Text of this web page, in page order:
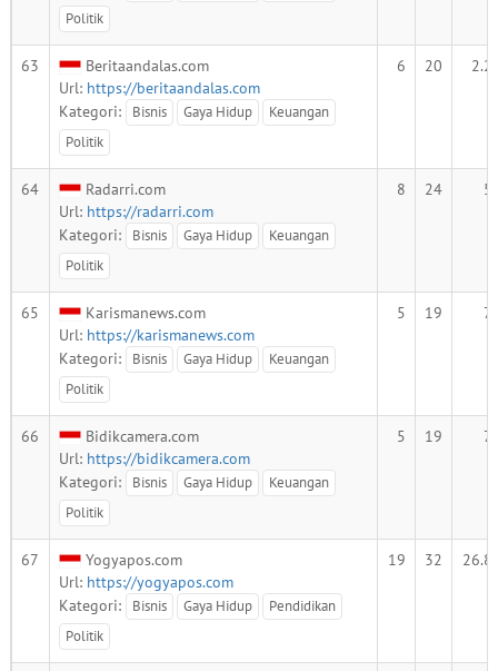
Politik
63
Beritaandalas.com
Url: https://beritaandalas.com
Kategori:
Bisnis Gaya Hidup
Keuangan
Politik
6 20
64
Radarri.com
Url: https://radarri.com
Kategori:
Bisnis Gaya Hidup
Keuangan
Politik
8 24
65
Karismanews.com
Url: https://karismanews.com
Kategori:
Bisnis Gaya Hidup
Keuangan
Politik
5 19
66
Bidikcamera.com
Url: https://bidikcamera.com
Kategori:
Bisnis Gaya Hidup
Keuangan
Politik
5 19
67
Yogyapos.com
Url: https://yogyapos.com
Kategori:
Bisnis Gaya Hidup
Pendidikan
Politik
19 32